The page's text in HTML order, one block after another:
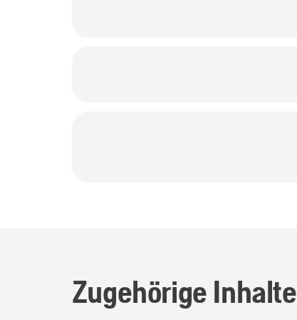
Zugehörige Inhalte